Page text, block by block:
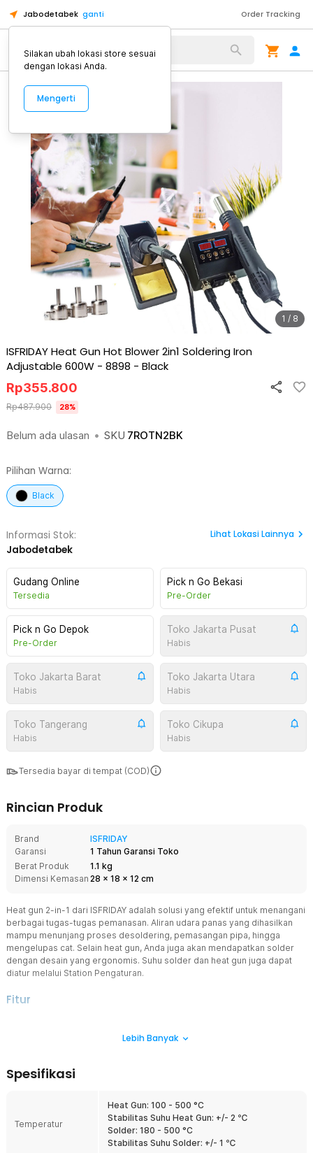
Jabodetabek ganti Order Tracking
Alat Kopi
1 / 8
ISFRIDAY Heat Gun Hot Blower 2in1 Soldering Iron
Adjustable 600W - 8898 - Black
Belum ada ulasan • SKU 7ROTN2BK
Rp355.800
Rp487.900 28%
Pilihan Warna:
Black
Informasi Stok:
Jabodetabek
Lihat Lokasi Lainnya
Gudang Online
Tersedia
Pick n Go Bekasi
Pre-Order
Pick n Go Depok
Pre-Order
Toko Jakarta Pusat
Habis
Toko Jakarta Barat
Habis
Toko Jakarta Utara
Habis
Toko Tangerang
Habis
Toko Cikupa
Habis
Tersedia bayar di tempat (COD)
Rincian Produk
Brand
ISFRIDAY
Garansi
1 Tahun Garansi Toko
Berat Produk
1.1 kg
Dimensi Kemasan 28 x 18 x 12 cm
Heat gun 2-in-1 dari ISFRIDAY adalah solusi yang efektif untuk menangani
berbagai tugas-tugas pemanasan. Aliran udara panas yang dihasilkan
mampu menunjang proses desoldering, pemasangan pipa, hingga
mengelupas cat. Selain heat gun, Anda juga akan mendapatkan solder
dengan desain yang ergonomis. Suhu solder dan heat gun juga dapat
diatur melalui Station Pengaturan.
Fitur
Dengan heat gun, Anda dapat melakukan berbagai perbaikan,
untuk menyambungkan komponen-komponen elektronik.
Anda dapat mencegah kerusakan pada komponen yang dikerjakan
melalui pengaturan suhu dan aliran udara yang dihasilkan heat gun.
Pengaturan suhu juga bisa Anda aplikasikan pada solder.
Pengaturan yang pas akan menunjang efisiensi pekerjaan Anda.
Lebih Banyak
Spesifikasi
Temperatur
Heat Gun: 100 - 500 °C
Stabilitas Suhu Heat Gun: +/- 2 ℃
Solder: 180 - 500 °C
Stabilitas Suhu Solder: +/- 1 ℃
Silakan ubah lokasi store sesuai
dengan lokasi Anda.
Mengerti